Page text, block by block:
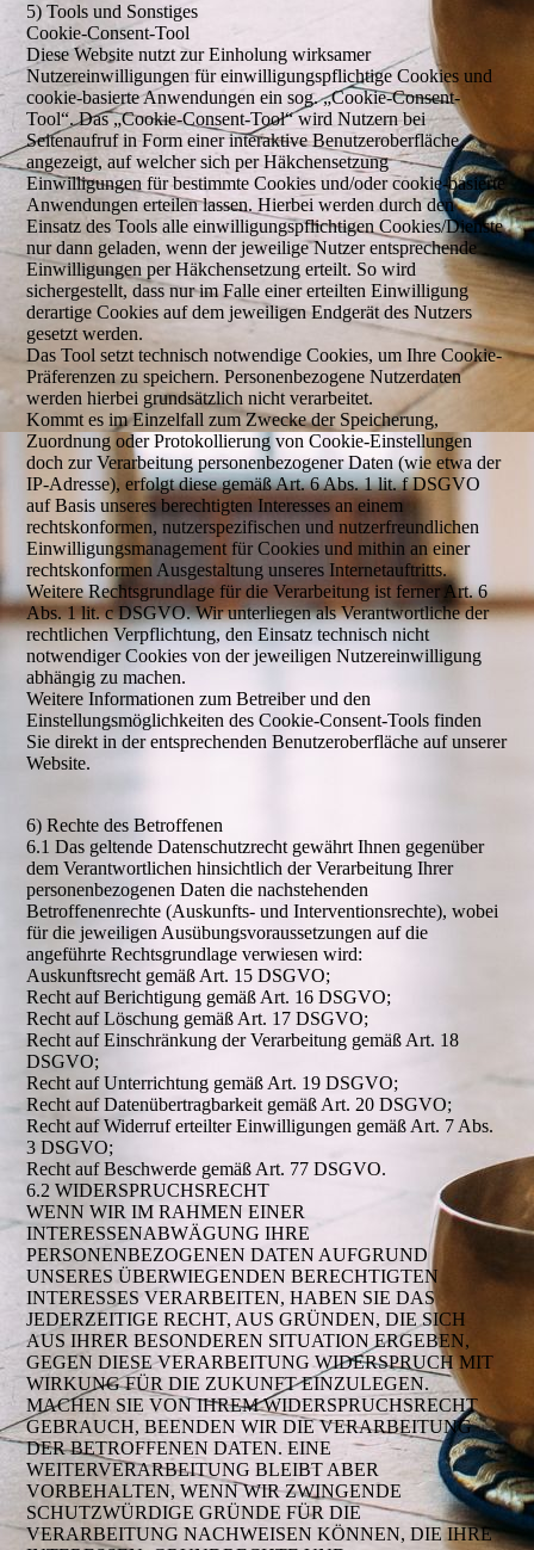
5) Tools und Sonstiges
Cookie-Consent-Tool
Diese Website nutzt zur Einholung wirksamer
Nutzereinwilligungen für einwilligungspflichtige Cookies und
cookie-basierte Anwendungen ein sog. „Cookie-Consent-
Tool“. Das „Cookie-Consent-Tool“ wird Nutzern bei
Seitenaufruf in Form einer interaktive Benutzeroberfläche
angezeigt, auf welcher sich per Häkchensetzung
Einwilligungen für bestimmte Cookies und/oder cookie-basierte
Anwendungen erteilen lassen. Hierbei werden durch den
Einsatz des Tools alle einwilligungspflichtigen Cookies/Dienste
nur dann geladen, wenn der jeweilige Nutzer entsprechende
Einwilligungen per Häkchensetzung erteilt. So wird
sichergestellt, dass nur im Falle einer erteilten Einwilligung
derartige Cookies auf dem jeweiligen Endgerät des Nutzers
gesetzt werden.
Das Tool setzt technisch notwendige Cookies, um Ihre Cookie-
Präferenzen zu speichern. Personenbezogene Nutzerdaten
werden hierbei grundsätzlich nicht verarbeitet.
Kommt es im Einzelfall zum Zwecke der Speicherung,
Zuordnung oder Protokollierung von Cookie-Einstellungen
doch zur Verarbeitung personenbezogener Daten (wie etwa der
IP-Adresse), erfolgt diese gemäß Art. 6 Abs. 1 lit. f DSGVO
auf Basis unseres berechtigten Interesses an einem
rechtskonformen, nutzerspezifischen und nutzerfreundlichen
Einwilligungsmanagement für Cookies und mithin an einer
rechtskonformen Ausgestaltung unseres Internetauftritts.
Weitere Rechtsgrundlage für die Verarbeitung ist ferner Art. 6
Abs. 1 lit. c DSGVO. Wir unterliegen als Verantwortliche der
rechtlichen Verpflichtung, den Einsatz technisch nicht
notwendiger Cookies von der jeweiligen Nutzereinwilligung
abhängig zu machen.
Weitere Informationen zum Betreiber und den
Einstellungsmöglichkeiten des Cookie-Consent-Tools finden
Sie direkt in der entsprechenden Benutzeroberfläche auf unserer
Website.
6) Rechte des Betroffenen
6.1 Das geltende Datenschutzrecht gewährt Ihnen gegenüber
dem Verantwortlichen hinsichtlich der Verarbeitung Ihrer
personenbezogenen Daten die nachstehenden
Betroffenenrechte (Auskunfts- und Interventionsrechte), wobei
für die jeweiligen Ausübungsvoraussetzungen auf die
angeführte Rechtsgrundlage verwiesen wird:
Auskunftsrecht gemäß Art. 15 DSGVO;
Recht auf Berichtigung gemäß Art. 16 DSGVO;
Recht auf Löschung gemäß Art. 17 DSGVO;
Recht auf Einschränkung der Verarbeitung gemäß Art. 18
DSGVO;
Recht auf Unterrichtung gemäß Art. 19 DSGVO;
Recht auf Datenübertragbarkeit gemäß Art. 20 DSGVO;
Recht auf Widerruf erteilter Einwilligungen gemäß Art. 7 Abs.
3 DSGVO;
Recht auf Beschwerde gemäß Art. 77 DSGVO.
6.2 WIDERSPRUCHSRECHT
WENN WIR IM RAHMEN EINER
INTERESSENABWÄGUNG IHRE
PERSONENBEZOGENEN DATEN AUFGRUND
UNSERES ÜBERWIEGENDEN BERECHTIGTEN
INTERESSES VERARBEITEN, HABEN SIE DAS
JEDERZEITIGE RECHT, AUS GRÜNDEN, DIE SICH
AUS IHRER BESONDEREN SITUATION ERGEBEN,
GEGEN DIESE VERARBEITUNG WIDERSPRUCH MIT
WIRKUNG FÜR DIE ZUKUNFT EINZULEGEN.
MACHEN SIE VON IHREM WIDERSPRUCHSRECHT
GEBRAUCH, BEENDEN WIR DIE VERARBEITUNG
DER BETROFFENEN DATEN. EINE
WEITERVERARBEITUNG BLEIBT ABER
VORBEHALTEN, WENN WIR ZWINGENDE
SCHUTZWÜRDIGE GRÜNDE FÜR DIE
VERARBEITUNG NACHWEISEN KÖNNEN, DIE IHRE